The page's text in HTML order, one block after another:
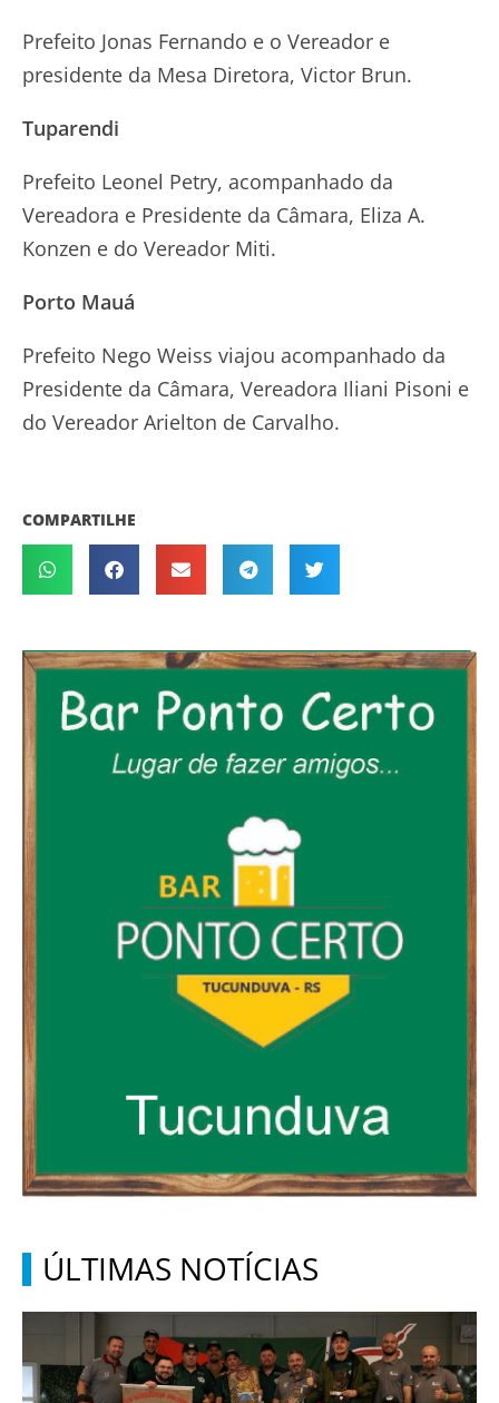
Prefeito Jonas Fernando e o Vereador e
presidente da Mesa Diretora, Victor Brun.
Tuparendi
Prefeito Leonel Petry, acompanhado da
Vereadora e Presidente da Câmara, Eliza A.
Konzen e do Vereador Miti.
Porto Mauá
Prefeito Nego Weiss viajou acompanhado da
Presidente da Câmara, Vereadora Iliani Pisoni e
do Vereador Arielton de Carvalho.
COMPARTILHE
ÚLTIMAS NOTÍCIAS